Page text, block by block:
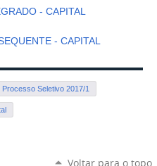
- CAPITAL
- CAPITAL
Processo Seletivo 2017/1
Voltar para o topo